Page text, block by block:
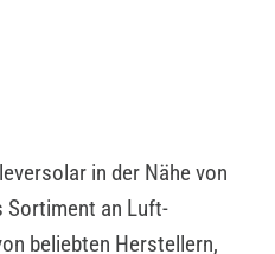
in der Nähe von
Sortiment an Luft-
beliebten Herstellern,